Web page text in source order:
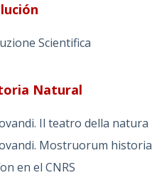
Scientifica
Natural
Il teatro della natura
Mostruorum historia
en el CNRS